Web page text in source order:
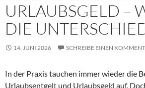
URLAUBSGELD –
DIE
14. JUNI 2026 SCHREIBE EINEN
In der Praxis tauchen immer wieder die
Urlaubsentgelt und Urlaubsgeld auf.